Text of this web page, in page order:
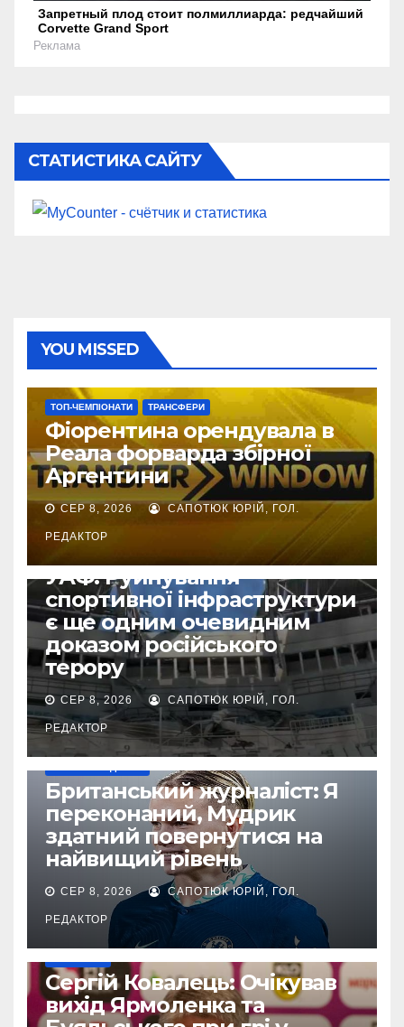
Запретный плод стоит полмиллиарда: редчайший
Corvette Grand Sport
Реклама
СТАТИСТИКА САЙТУ
YOU MISSED
ТОП-ЧЕМПІОНАТИ ТРАНСФЕРИ
Фіорентина орендувала в
Реала форварда збірної
Аргентини
СЕР 8, 2026 САПОТЮК ЮРІЙ, ГОЛ.
РЕДАКТОР
УАФ: Руйнування
спортивної інфраструктури
є ще одним очевидним
доказом російського
терору
СЕР 8, 2026 САПОТЮК ЮРІЙ, ГОЛ.
РЕДАКТОР
Британський журналіст: Я
переконаний, Мудрик
здатний повернутися на
найвищий рівень
СЕР 8, 2026 САПОТЮК ЮРІЙ, ГОЛ.
РЕДАКТОР
Сергій Ковалець: Очікував
вихід Ярмоленка та